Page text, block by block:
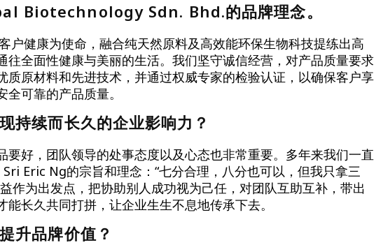
Biotechnology Sdn. Bhd.的品牌理念。
户健康为使命，融合纯天然原料及高效能环保生物科技提练出高
往全面性健康与美丽的生活。我们坚守诚信经营，对产品质量要求
质原材料和先进技术，并通过权威专家的检验认证，以确保客户享
可靠的产品质量。
持续而长久的企业影响力？
要好，团队领导的处事态度以及心态也非常重要。多年来我们一直
Eric Ng的宗旨和理念：“七分合理，八分也可以，但我只拿三
作为出发点，把协助别人成功视为己任，对团队互助互补，带出
长久共同打拼，让企业生生不息地传承下去。
升品牌价值？